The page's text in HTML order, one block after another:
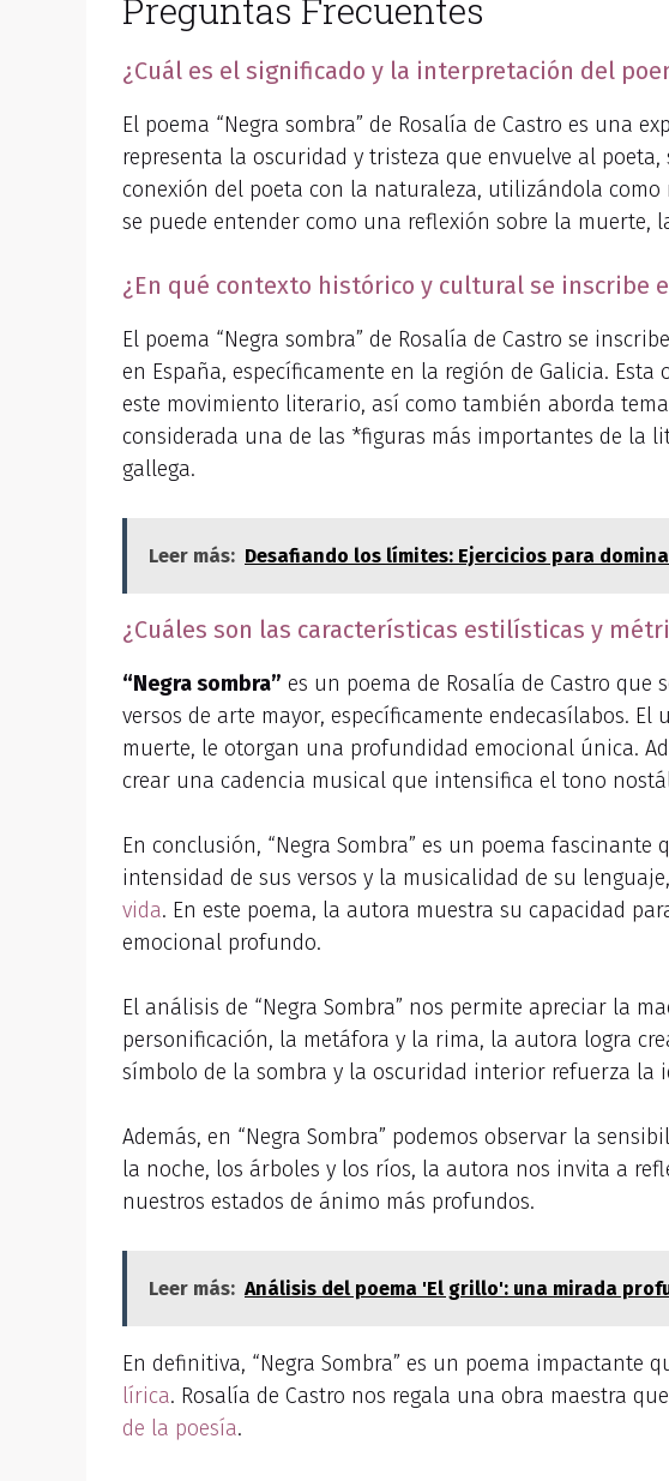
Preguntas Frecuentes
¿Cuál es el significado y la interpretación del
El poema “Negra sombra” de Rosalía de Castro es una
representa la oscuridad y tristeza que envuelve al
conexión del poeta con la naturaleza, utilizándola
se puede entender como una reflexión sobre la muerte,
¿En qué contexto histórico y cultural se inscribe
El poema “Negra sombra” de Rosalía de Castro se
en España, específicamente en la región de Galicia.
este movimiento literario, así como también aborda
considerada una de las *figuras más importantes de la
gallega.
Leer más: Desafiando los límites: Ejercicios para
¿Cuáles son las características estilísticas y
“Negra sombra” es un poema de Rosalía de Castro
versos de arte mayor, específicamente endecasílabos. El
muerte, le otorgan una profundidad emocional única.
crear una cadencia musical que intensifica el tono
En conclusión, “Negra Sombra” es un poema
intensidad de sus versos y la musicalidad de su
vida. En este poema, la autora muestra su capacidad
emocional profundo.
El análisis de “Negra Sombra” nos permite apreciar la
personificación, la metáfora y la rima, la autora logra
símbolo de la sombra y la oscuridad interior refuerza la
Además, en “Negra Sombra” podemos observar la
la noche, los árboles y los ríos, la autora nos invita a
nuestros estados de ánimo más profundos.
Leer más: Análisis del poema 'El grillo': una mirada
En definitiva, “Negra Sombra” es un poema
lírica. Rosalía de Castro nos regala una obra maestra
de la poesía.